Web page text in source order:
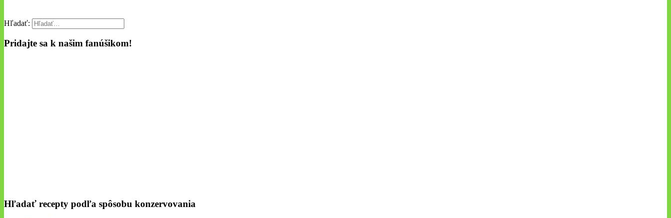
Hľadať:
Pridajte sa k našim fanúšikom!
Hľadať recepty podľa spôsobu konzervovania